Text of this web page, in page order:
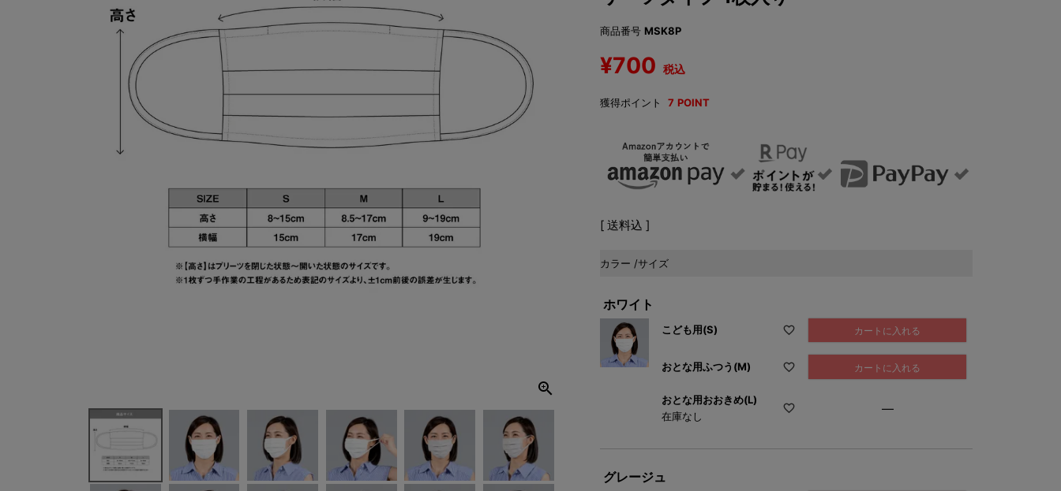
ホワイト
商品番号 MSK8P
¥700 税込
獲得ポイント 7 POINT
送料込
カラー サイズ
ホワイト
こども用(S) カートに入れる
おとな用ふつう(M) カートに入れる
おとな用おおきめ(L)
在庫なし
—
グレージュ